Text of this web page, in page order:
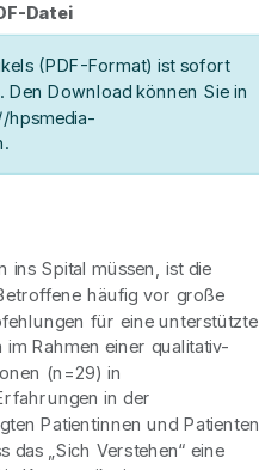
Datei
(PDF-Format) ist sofort
Download können Sie in
hpsmedia-
ins Spital müssen, ist die
häufig vor große
für eine unterstützte
Rahmen einer qualitativ-
(n=29) in
in der
Patientinnen und Patienten
das „Sich Verstehen“ eine